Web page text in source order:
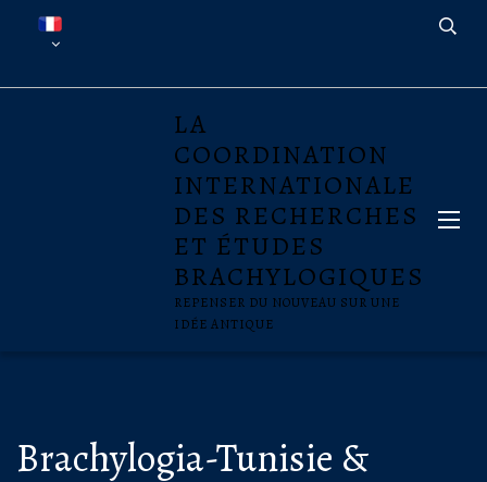
LA
COORDINATION
INTERNATIONALE
DES RECHERCHES
ET ÉTUDES
BRACHYLOGIQUES
REPENSER DU NOUVEAU SUR UNE
IDÉE ANTIQUE
Brachylogia-Tunisie &